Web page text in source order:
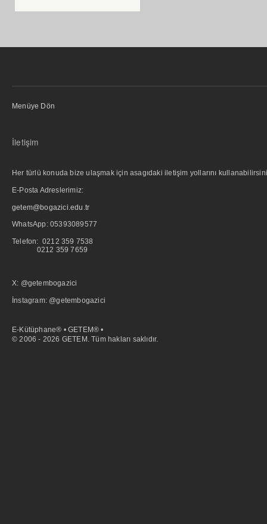
Menüye Dön
İletişim
Her türlü konuda bize ulaşmak için asagıdaki iletişim yollarını
E-Posta Adreslerimiz:
getem@bogazici.edu.tr
WhatsApp: 05393089577
Telefon: 0212 359 7538
0212 359 7659
X: @getembogazici
İnstagram: @getembogazici
E-Kütüphane® • GETEM® •
© 2006 - 2026 GETEM. Tüm hakları saklıdır.